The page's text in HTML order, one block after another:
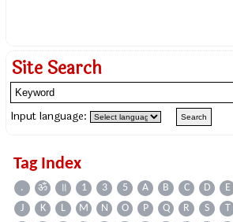
Site Search
Input language:
Tag Index
. ॐ ॥ 1 3 5 A B C D E
J
K L M N O P Q R S T